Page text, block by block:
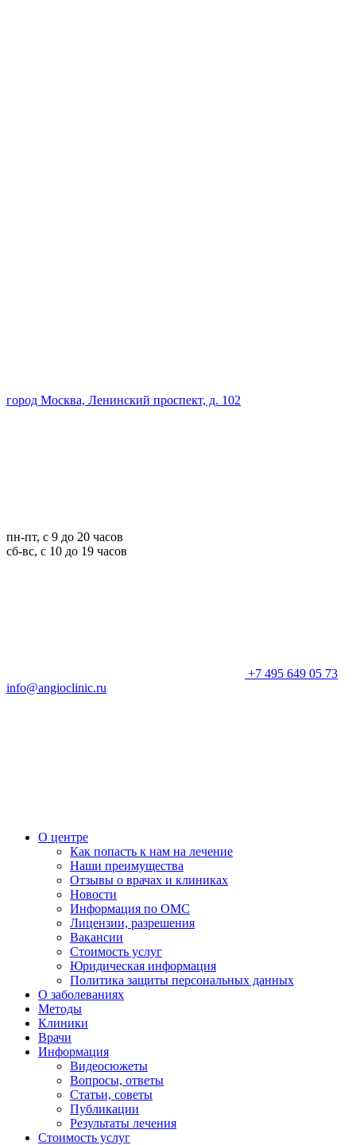
город Москва, Ленинский проспект, д. 102
пн-пт, с 9 до 20 часов
сб-вс, с 10 до 19 часов
+7 495 649 05 73
info@angioclinic.ru
О центре
Как попасть к нам на лечение
Наши преимущества
Отзывы о врачах и клиниках
Новости
Информация по ОМС
Лицензии, разрешения
Вакансии
Стоимость услуг
Юридическая информация
Политика защиты персональных данных
О заболеваниях
Методы
Клиники
Врачи
Информация
Видеосюжеты
Вопросы, ответы
Статьи, советы
Публикации
Результаты лечения
Стоимость услуг